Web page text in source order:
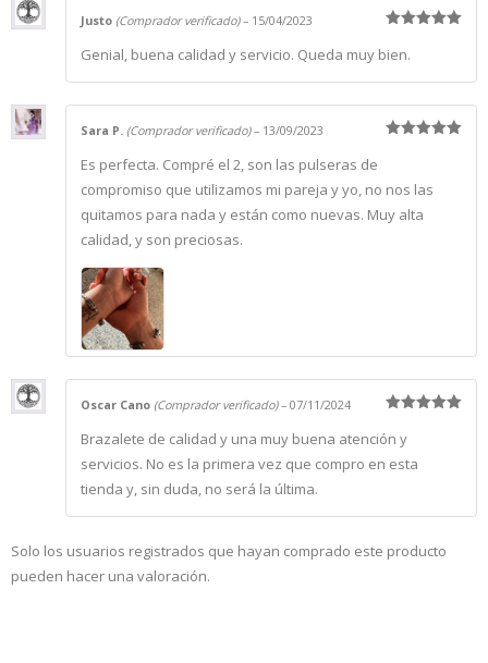
con
Justo (Comprador verificado) – 15/04/2023
Genial, buena calidad y servicio. Queda muy bien.
Sara P. (Comprador verificado) – 13/09/2023
Es perfecta. Compré el 2, son las pulseras de
compromiso que utilizamos mi pareja y yo, no nos las
quitamos para nada y están como nuevas. Muy alta
calidad, y son preciosas.
con
Oscar Cano (Comprador verificado) – 07/11/2024
Brazalete de calidad y una muy buena atención y
servicios. No es la primera vez que compro en esta
tienda y, sin duda, no será la última.
Solo los usuarios registrados que hayan comprado este producto
pueden hacer una valoración.